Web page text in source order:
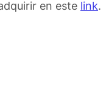
en este link.